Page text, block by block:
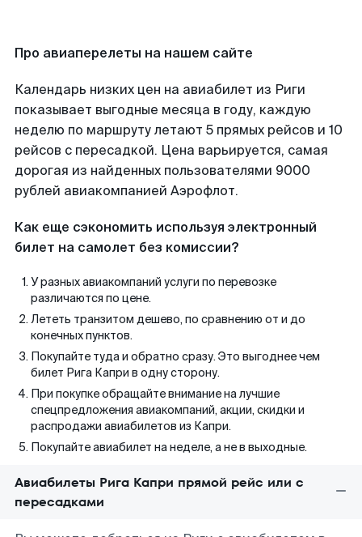
Про авиаперелеты на нашем сайте
Календарь низких цен на авиабилет из Риги
показывает выгодные месяца в году, каждую
неделю по маршруту летают 5 прямых рейсов и 10
рейсов с пересадкой. Цена варьируется, самая
дорогая из найденных пользователями 9000
рублей авиакомпанией Аэрофлот.
Как еще сэкономить используя электронный
билет на самолет без комиссии?
У разных авиакомпаний услуги по перевозке
различаются по цене.
Лететь транзитом дешево, по сравнению от и до
конечных пунктов.
Покупайте туда и обратно сразу. Это выгоднее чем
билет Рига Капри в одну сторону.
При покупке обращайте внимание на лучшие
спецпредложения авиакомпаний, акции, скидки и
распродажи авиабилетов из Капри.
Покупайте авиабилет на неделе, а не в выходные.
Авиабилеты Рига Капри прямой рейс или с
пересадками